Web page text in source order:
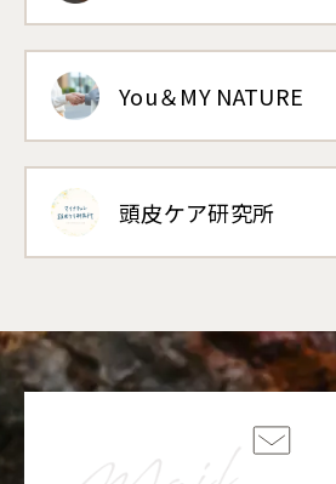
You＆MY NATURE
頭皮ケア研究所